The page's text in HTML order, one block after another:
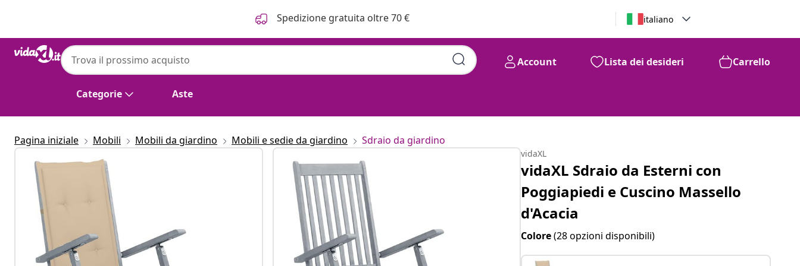
Spedizione gratuita oltre 70 € italiano
Categorie Aste
Account Lista dei desideri Carrello
Pagina iniziale Mobili Mobili da giardino Mobili e sedie da giardino Sdraio da giardino
vidaXL
vidaXL Sdraio da Esterni con
Poggiapiedi e Cuscino Massello
d'Acacia
Colore(28 opzioni disponibili)